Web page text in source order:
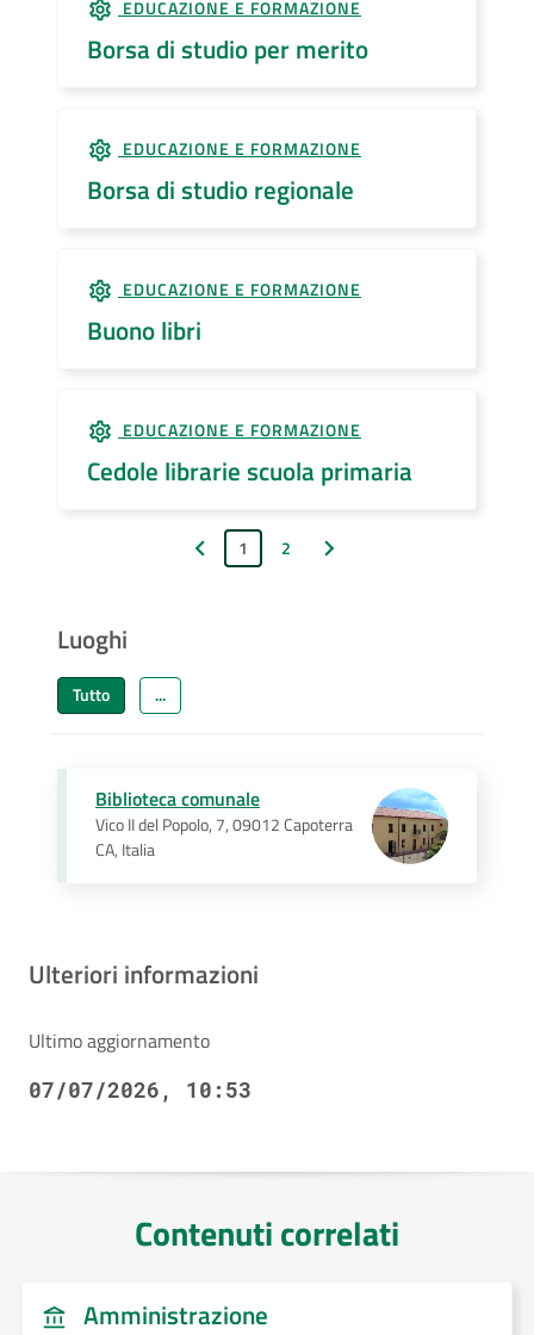
EDUCAZIONE E FORMAZIONE
Borsa di studio per merito
EDUCAZIONE E FORMAZIONE
Borsa di studio regionale
EDUCAZIONE E FORMAZIONE
Buono libri
EDUCAZIONE E FORMAZIONE
Cedole librarie scuola primaria
Pagina precedente
1 2 Pagina successiva
Luoghi
Tutto ...
Biblioteca comunale
Vico II del Popolo, 7, 09012 Capoterra
CA, Italia
Ulteriori informazioni
Ultimo aggiornamento
07/07/2026, 10:53
Contenuti correlati
Amministrazione